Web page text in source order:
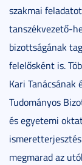
szakmai
tanszékvezető-
bizottságának
felelősként is.
Kari Tanácsának
Tudományos
és egyetemi
megmarad az